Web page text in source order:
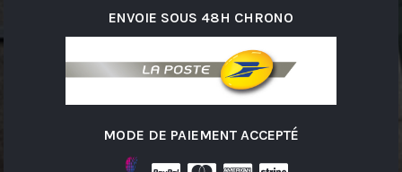
ENVOIE SOUS 48H CHRONO
MODE DE PAIEMENT ACCEPTÉ